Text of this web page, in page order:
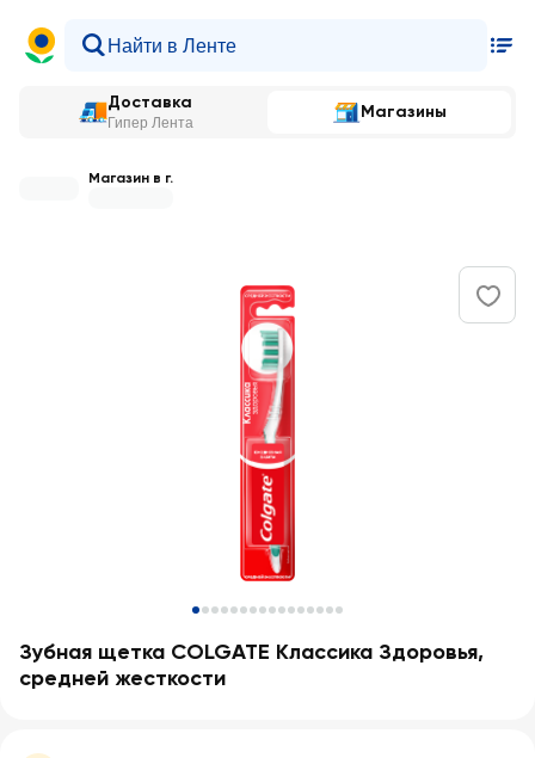
Доставка
Гипер Лента
Магазины
Магазин в г.
Зубная щетка COLGATE Классика Здоровья,
средней жесткости